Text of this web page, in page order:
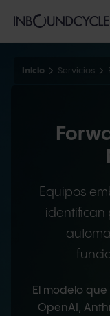
Inicio Servicios
Equipos
identifican
El modelo
OpenAI,